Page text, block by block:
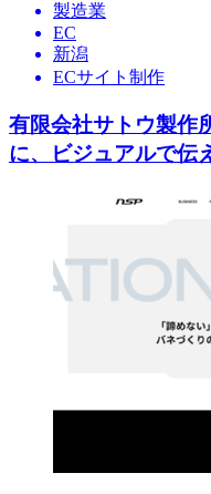
製造業
EC
新潟
ECサイト制作
有限会社サトウ製作
に、ビジュアルで伝